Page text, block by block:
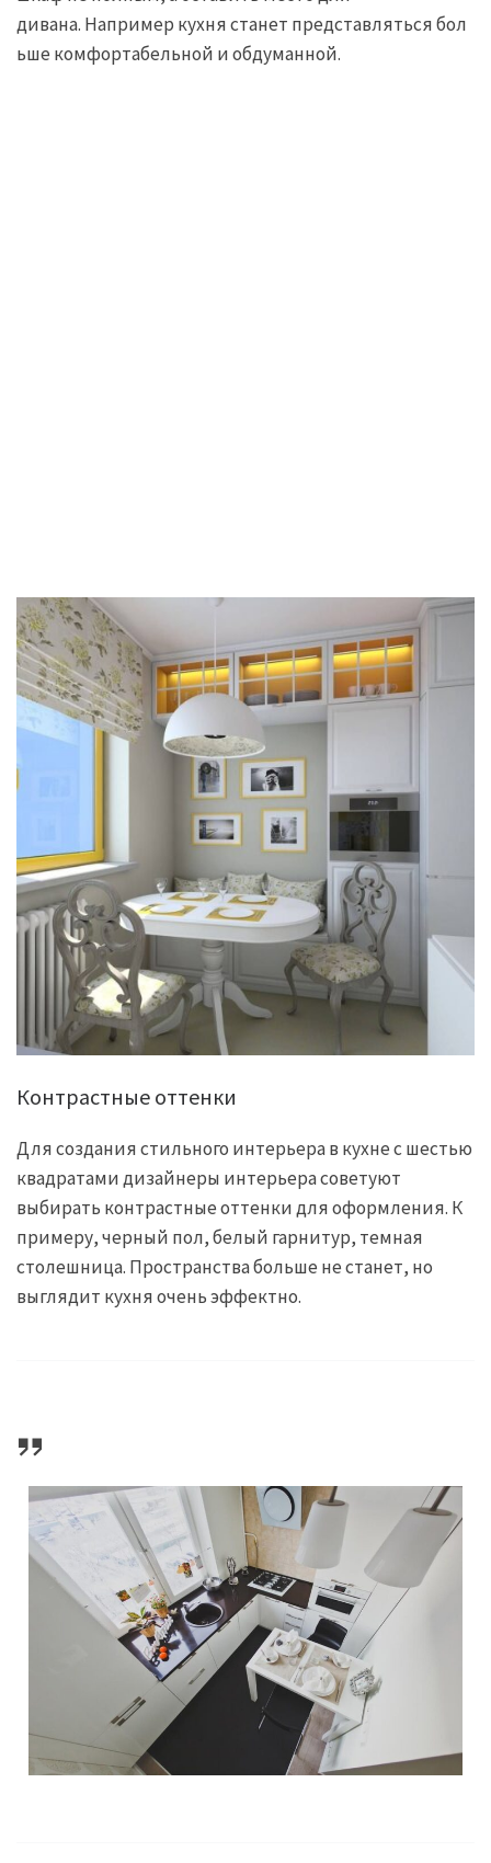
дивана. Например кухня станет представляться бол
ьше комфортабельной и обдуманной.
Контрастные оттенки
Для создания стильного интерьера в кухне с шестью
квадратами дизайнеры интерьера советуют
выбирать контрастные оттенки для оформления. К
примеру, черный пол, белый гарнитур, темная
столешница. Пространства больше не станет, но
выглядит кухня очень эффектно.